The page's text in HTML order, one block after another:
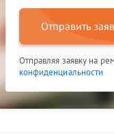
Отправить
Отправляя заявку на
конфиденциальности